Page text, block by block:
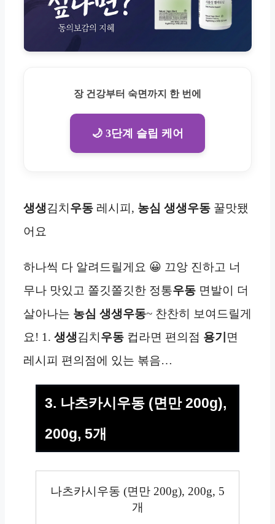
장 건강부터 숙면까지 한 번에
🌙 3단계 슬립 케어
생생김치 우동 레시피, 농심 생생우동 꿀맛됐
어요
하나씩 다 알려드릴게요 😀 끄앙 진하고 너
무나 맛있고 쫄깃쫄깃한 정통우동 면발이 더
살아나는 농심 생생우동~ 찬찬히 보여드릴게
요! 1. 생생김치우동 컵라면 편의점 용기 면
레시피 편의점에 있는 볶음…
3. 나츠카시우동 (면만 200g),
200g, 5개
나츠카시우동 (면만 200g), 200g, 5
개